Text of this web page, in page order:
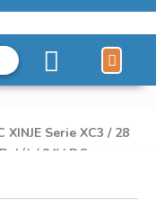
XINJE Serie XC3 / 28
/ 24V DC